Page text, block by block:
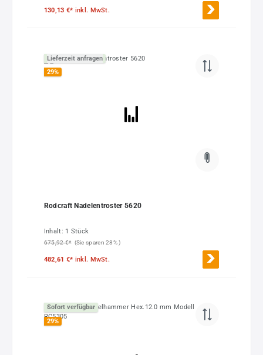
130,13 €* inkl. MwSt.
Lieferzeit anfragen
29%
Rodcraft Nadelentroster 5620
Inhalt: 1 Stück
675,92 €* (Sie sparen 28% )
482,61 €* inkl. MwSt.
Sofort verfügbar
29%